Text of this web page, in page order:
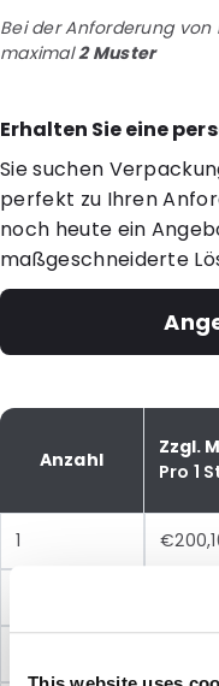
Bei der Anforderung
maximal2 Muster
Erhalten Sie eine
Sie suchen
perfekt zu Ihren
noch heute ein
maßgeschneiderte
Anzahl
Zzgl.
Pro 1
1